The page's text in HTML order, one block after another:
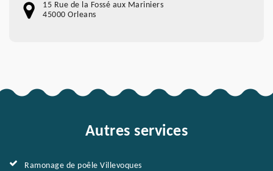
15 Rue de la Fossé aux Mariniers
45000 Orleans
Autres services
Ramonage de poêle Villevoques